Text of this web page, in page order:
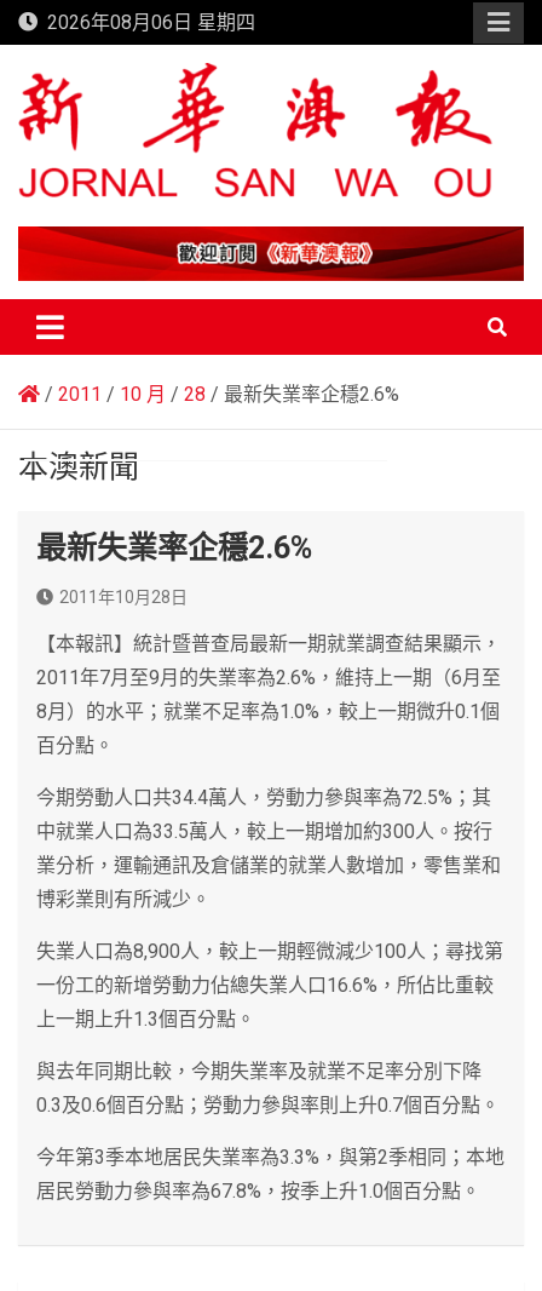
Skip
to
content
2026年08月06日 星期四
新華澳報
2011 10 月 28 最新失業率企穩2.6%
本澳新聞
最新失業率企穩2.6%
2011年10月28日
【本報訊】統計暨普查局最新一期就業調查結果顯示，
2011年7月至9月的失業率為2.6%，維持上一期（6月至
8月）的水平；就業不足率為1.0%，較上一期微升0.1個
百分點。
今期勞動人口共34.4萬人，勞動力參與率為72.5%；其
中就業人口為33.5萬人，較上一期增加約300人。按行
業分析，運輸通訊及倉儲業的就業人數增加，零售業和
博彩業則有所減少。
失業人口為8,900人，較上一期輕微減少100人；尋找第
一份工的新增勞動力佔總失業人口16.6%，所佔比重較
上一期上升1.3個百分點。
與去年同期比較，今期失業率及就業不足率分別下降
0.3及0.6個百分點；勞動力參與率則上升0.7個百分點。
今年第3季本地居民失業率為3.3%，與第2季相同；本地
居民勞動力參與率為67.8%，按季上升1.0個百分點。